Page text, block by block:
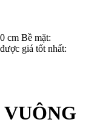
cm Bề mặt:
giá tốt nhất: